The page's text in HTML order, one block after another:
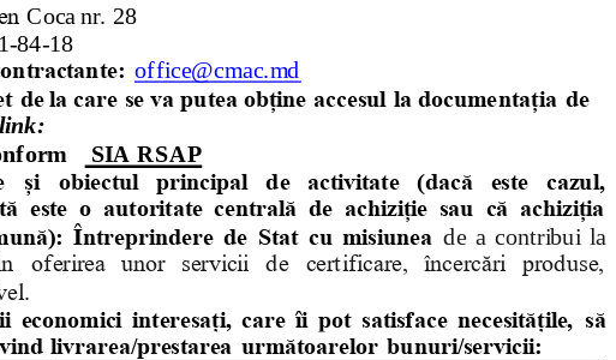
Coca nr. 28
-84-18
office@cmac.md
de la care se va putea obține accesul la documentația de
SIA RSAP
și  obiectul  principal  de  activitate  (dacă  este  cazul,
este  o  autoritate  centrală  de  achiziție  sau  că  achiziția
Întreprindere de Stat cu misiunea de  a  contribui  la
oferirea  unor  servicii  de  certificare,  încercări  produse,
interesați, care îi pot satisface necesitățile, să
livrarea/prestarea următoarelor bunuri/servicii: